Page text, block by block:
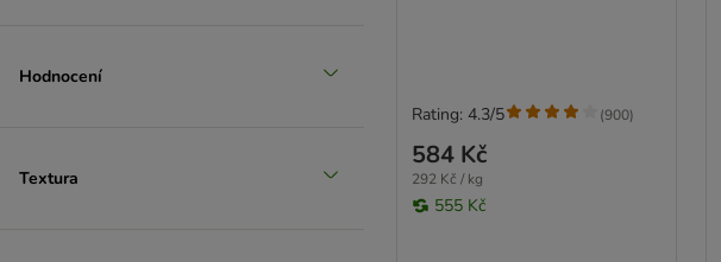
Hodnocení
Textura
584 Kč
292 Kč / kg
555 Kč
Rating: 4.3/5 (900)